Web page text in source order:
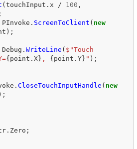
( touchInput . x / 100 ,
PInvoke . ScreenToClient ( new
);
Debug . WriteLine (
{ point . X} , { point . Y} " );
. CloseTouchInputHandle ( new
. Zero ;